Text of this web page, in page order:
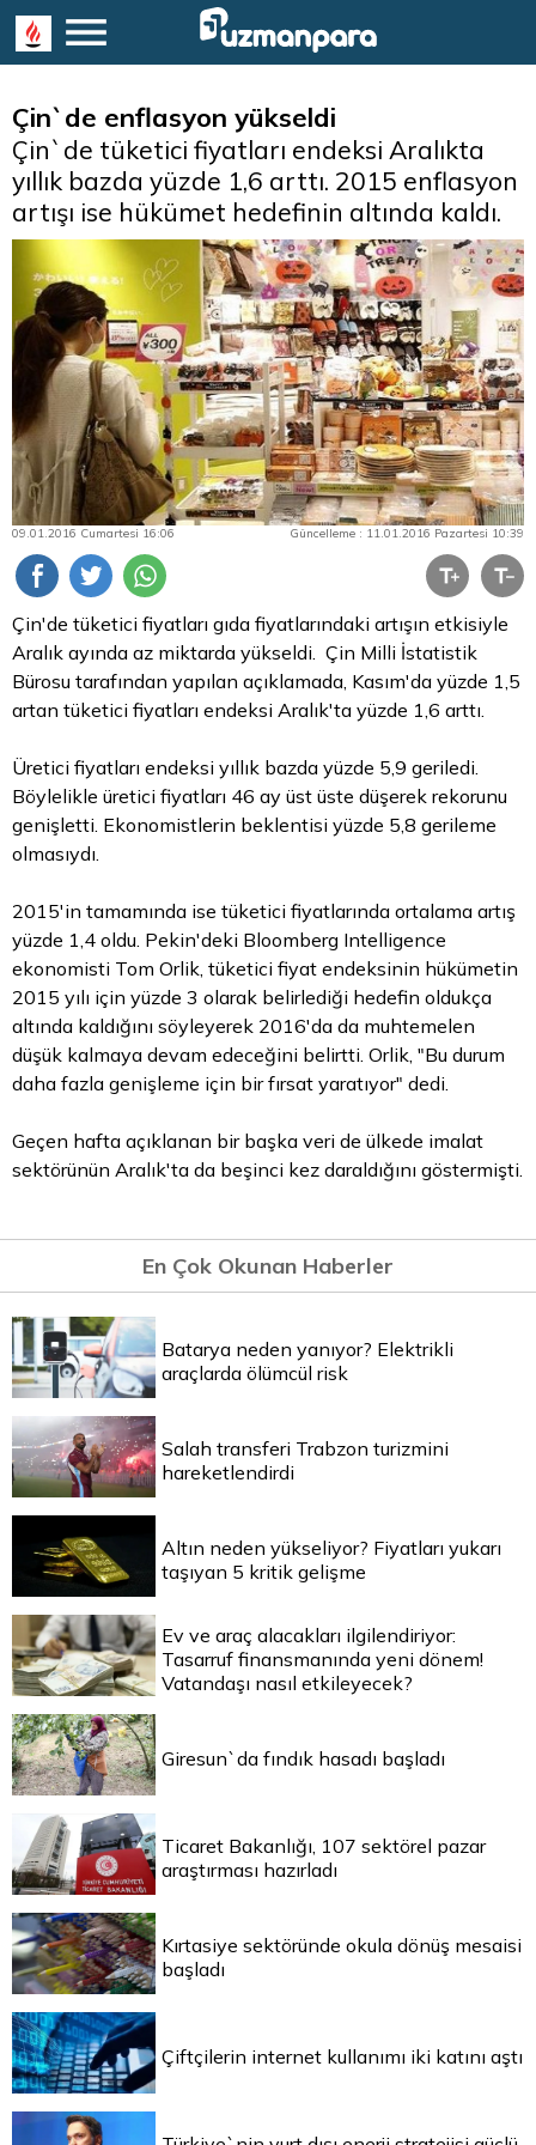
Çin`de enflasyon yükseldi
Çin`de tüketici fiyatları endeksi Aralıkta
yıllık bazda yüzde 1,6 arttı. 2015 enflasyon
artışı ise hükümet hedefinin altında kaldı.
09.01.2016 Cumartesi 16:06 Güncelleme : 11.01.2016 Pazartesi 10:39
Çin'de tüketici fiyatları gıda fiyatlarındaki artışın etkisiyle
Aralık ayında az miktarda yükseldi. Çin Milli İstatistik
Bürosu tarafından yapılan açıklamada, Kasım'da yüzde 1,5
artan tüketici fiyatları endeksi Aralık'ta yüzde 1,6 arttı.
Üretici fiyatları endeksi yıllık bazda yüzde 5,9 geriledi.
Böylelikle üretici fiyatları 46 ay üst üste düşerek rekorunu
genişletti. Ekonomistlerin beklentisi yüzde 5,8 gerileme
olmasıydı.
2015'in tamamında ise tüketici fiyatlarında ortalama artış
yüzde 1,4 oldu. Pekin'deki Bloomberg Intelligence
ekonomisti Tom Orlik, tüketici fiyat endeksinin hükümetin
2015 yılı için yüzde 3 olarak belirlediği hedefin oldukça
altında kaldığını söyleyerek 2016'da da muhtemelen
düşük kalmaya devam edeceğini belirtti. Orlik, "Bu durum
daha fazla genişleme için bir fırsat yaratıyor" dedi.
Geçen hafta açıklanan bir başka veri de ülkede imalat
sektörünün Aralık'ta da beşinci kez daraldığını göstermişti.
En Çok Okunan Haberler
Batarya neden yanıyor? Elektrikli
araçlarda ölümcül risk
Salah transferi Trabzon turizmini
hareketlendirdi
Altın neden yükseliyor? Fiyatları yukarı
taşıyan 5 kritik gelişme
Ev ve araç alacakları ilgilendiriyor:
Tasarruf finansmanında yeni dönem!
Vatandaşı nasıl etkileyecek?
Giresun`da fındık hasadı başladı
Ticaret Bakanlığı, 107 sektörel pazar
araştırması hazırladı
Kırtasiye sektöründe okula dönüş mesaisi
başladı
Çiftçilerin internet kullanımı iki katını aştı